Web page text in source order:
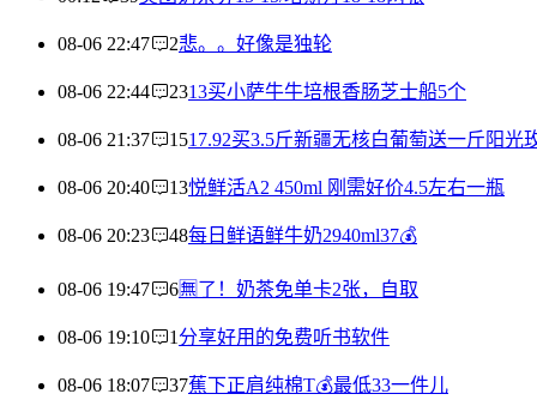
08-06 22:47 2悲。。好像是独轮
08-06 22:44 2313买小萨牛牛培根香肠芝士船5个
08-06 21:37 1517.92买3.5斤新疆无核白葡萄送一斤阳光
08-06 20:40 13悦鲜活A2 450ml 刚需好价4.5左右一瓶
08-06 20:23 48每日鲜语鲜牛奶2940ml37💰
08-06 19:47 6🈚️了！奶茶免单卡2张，自取
08-06 19:10 1 分享好用的免费听书软件
08-06 18:07 37蕉下正肩纯棉T💰最低33一件儿